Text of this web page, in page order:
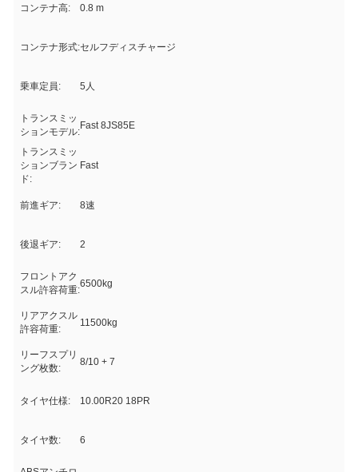
コンテナ高: 0.8 m
コンテナ形式:セルフディスチャージ
乗車定員: 5人
トランスミッ
ションモデル:
Fast 8JS85E
トランスミッ
ションブラン
ド:
Fast
前進ギア: 8速
後退ギア: 2
フロントアク
スル許容荷重:
6500kg
リアアクスル
許容荷重:
11500kg
リーフスプリ
ング枚数:
8/10 + 7
タイヤ仕様: 10.00R20 18PR
タイヤ数: 6